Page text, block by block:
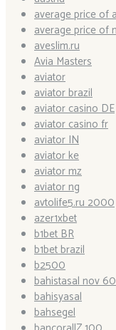
average price of
average price of
aveslim.ru
Avia Masters
aviator
aviator brazil
aviator casino DE
aviator casino fr
aviator IN
aviator ke
aviator mz
aviator ng
avtolife5.ru 2000
azer1xbet
b1bet BR
b1bet brazil
b2500
bahistasal nov
bahisyasal
bahsegel